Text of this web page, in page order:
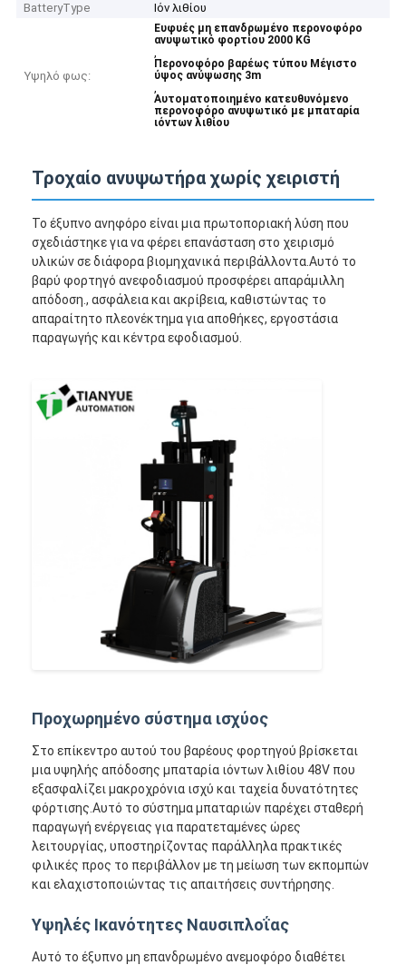
BatteryType Ιόν λιθίου
Υψηλό φως:
Ευφυές μη επανδρωμένο περονοφόρο
ανυψωτικό φορτίου 2000 KG
,
Περονοφόρο βαρέως τύπου Μέγιστο
ύψος ανύψωσης 3m
,
Αυτοματοποιημένο κατευθυνόμενο
περονοφόρο ανυψωτικό με μπαταρία
ιόντων λιθίου
Τροχαίο ανυψωτήρα χωρίς χειριστή
Το έξυπνο ανηφόρο είναι μια πρωτοποριακή λύση που
σχεδιάστηκε για να φέρει επανάσταση στο χειρισμό
υλικών σε διάφορα βιομηχανικά περιβάλλοντα.Αυτό το
βαρύ φορτηγό ανεφοδιασμού προσφέρει απαράμιλλη
απόδοση., ασφάλεια και ακρίβεια, καθιστώντας το
απαραίτητο πλεονέκτημα για αποθήκες, εργοστάσια
παραγωγής και κέντρα εφοδιασμού.
Προχωρημένο σύστημα ισχύος
Στο επίκεντρο αυτού του βαρέους φορτηγού βρίσκεται
μια υψηλής απόδοσης μπαταρία ιόντων λιθίου 48V που
εξασφαλίζει μακροχρόνια ισχύ και ταχεία δυνατότητες
φόρτισης.Αυτό το σύστημα μπαταριών παρέχει σταθερή
παραγωγή ενέργειας για παρατεταμένες ώρες
λειτουργίας, υποστηρίζοντας παράλληλα πρακτικές
φιλικές προς το περιβάλλον με τη μείωση των εκπομπών
και ελαχιστοποιώντας τις απαιτήσεις συντήρησης.
Υψηλές Ικανότητες Ναυσιπλοΐας
Αυτό το έξυπνο μη επανδρωμένο ανεμοφόρο διαθέτει